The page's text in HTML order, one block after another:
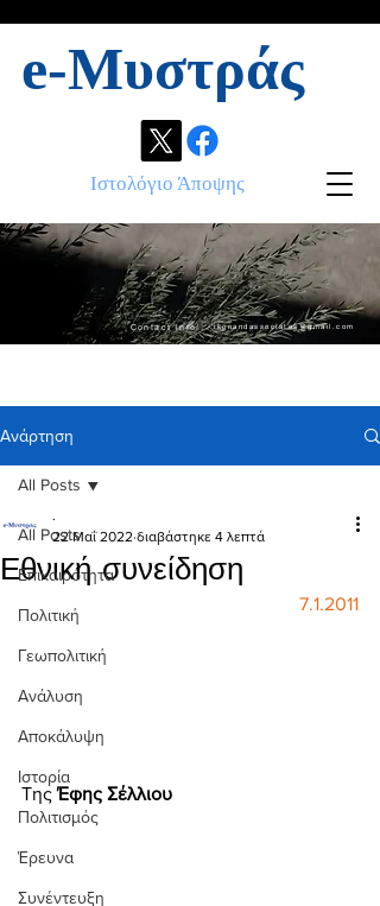
e-Μυστράς
Ιστολόγιο Άποψης
Contact info: ikonandassociates@gmail.com
Ανάρτηση
All Posts
Επικαιρότητα
Πολιτική
Γεωπολιτική
Ανάλυση
Αποκάλυψη
Ιστορία
Πολιτισμός
Έρευνα
Συνέντευξη
All Posts
Εθνική συνείδηση
.
22 Μαΐ 2022 διαβάστηκε 4 λεπτά
7.1.2011
Της Έφης Σέλλιου